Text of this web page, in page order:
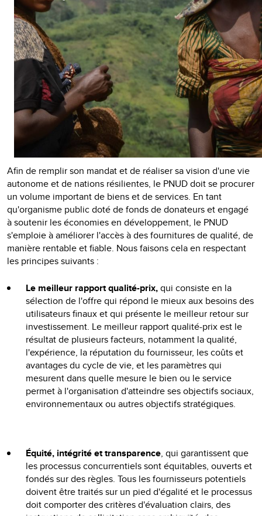
Afin de remplir son mandat et de réaliser sa vision d'une vie
autonome et de nations résilientes, le PNUD doit se procurer
un volume important de biens et de services. En tant
qu'organisme public doté de fonds de donateurs et engagé
à soutenir les économies en développement, le PNUD
s'emploie à améliorer l'accès à des fournitures de qualité, de
manière rentable et fiable. Nous faisons cela en respectant
les principes suivants :​​​​​​​
Le meilleur rapport qualité-prix,qui consiste en la
sélection de l'offre qui répond le mieux aux besoins des
utilisateurs finaux et qui présente le meilleur retour sur
investissement. Le meilleur rapport qualité-prix est le
résultat de plusieurs facteurs, notamment la qualité,
l'expérience, la réputation du fournisseur, les coûts et
avantages du cycle de vie, et les paramètres qui
mesurent dans quelle mesure le bien ou le service
permet à l'organisation d'atteindre ses objectifs sociaux,
environnementaux ou autres objectifs stratégiques.
Équité, intégrité et transparence, qui garantissent que
les processus concurrentiels sont équitables, ouverts et
fondés sur des règles. Tous les fournisseurs potentiels
doivent être traités sur un pied d'égalité et le processus
doit comporter des critères d'évaluation clairs, des